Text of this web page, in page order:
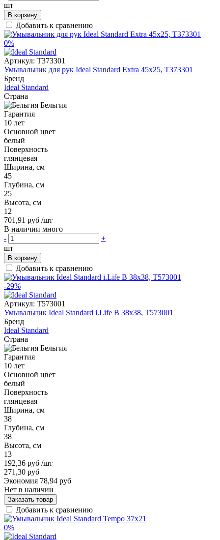
шт
В корзину
Добавить к сравнению
0%
Артикул: T373301
Умывальник для рук Ideal Standard Extra 45x25, T373301
Бренд
Ideal Standard
Страна
Бельгия
Гарантия
10 лет
Основной цвет
белый
Поверхность
глянцевая
Ширина, см
45
Глубина, см
25
Высота, см
12
701,91 руб /шт
В наличии много
-
+
шт
В корзину
Добавить к сравнению
-29%
Артикул: T573001
Умывальник Ideal Standard i.Life B 38x38, T573001
Бренд
Ideal Standard
Страна
Бельгия
Гарантия
10 лет
Основной цвет
белый
Поверхность
глянцевая
Ширина, см
38
Глубина, см
38
Высота, см
13
192,36 руб /шт
271,30 руб
Экономия 78,94 руб
Нет в наличии
Заказать товар
Добавить к сравнению
0%